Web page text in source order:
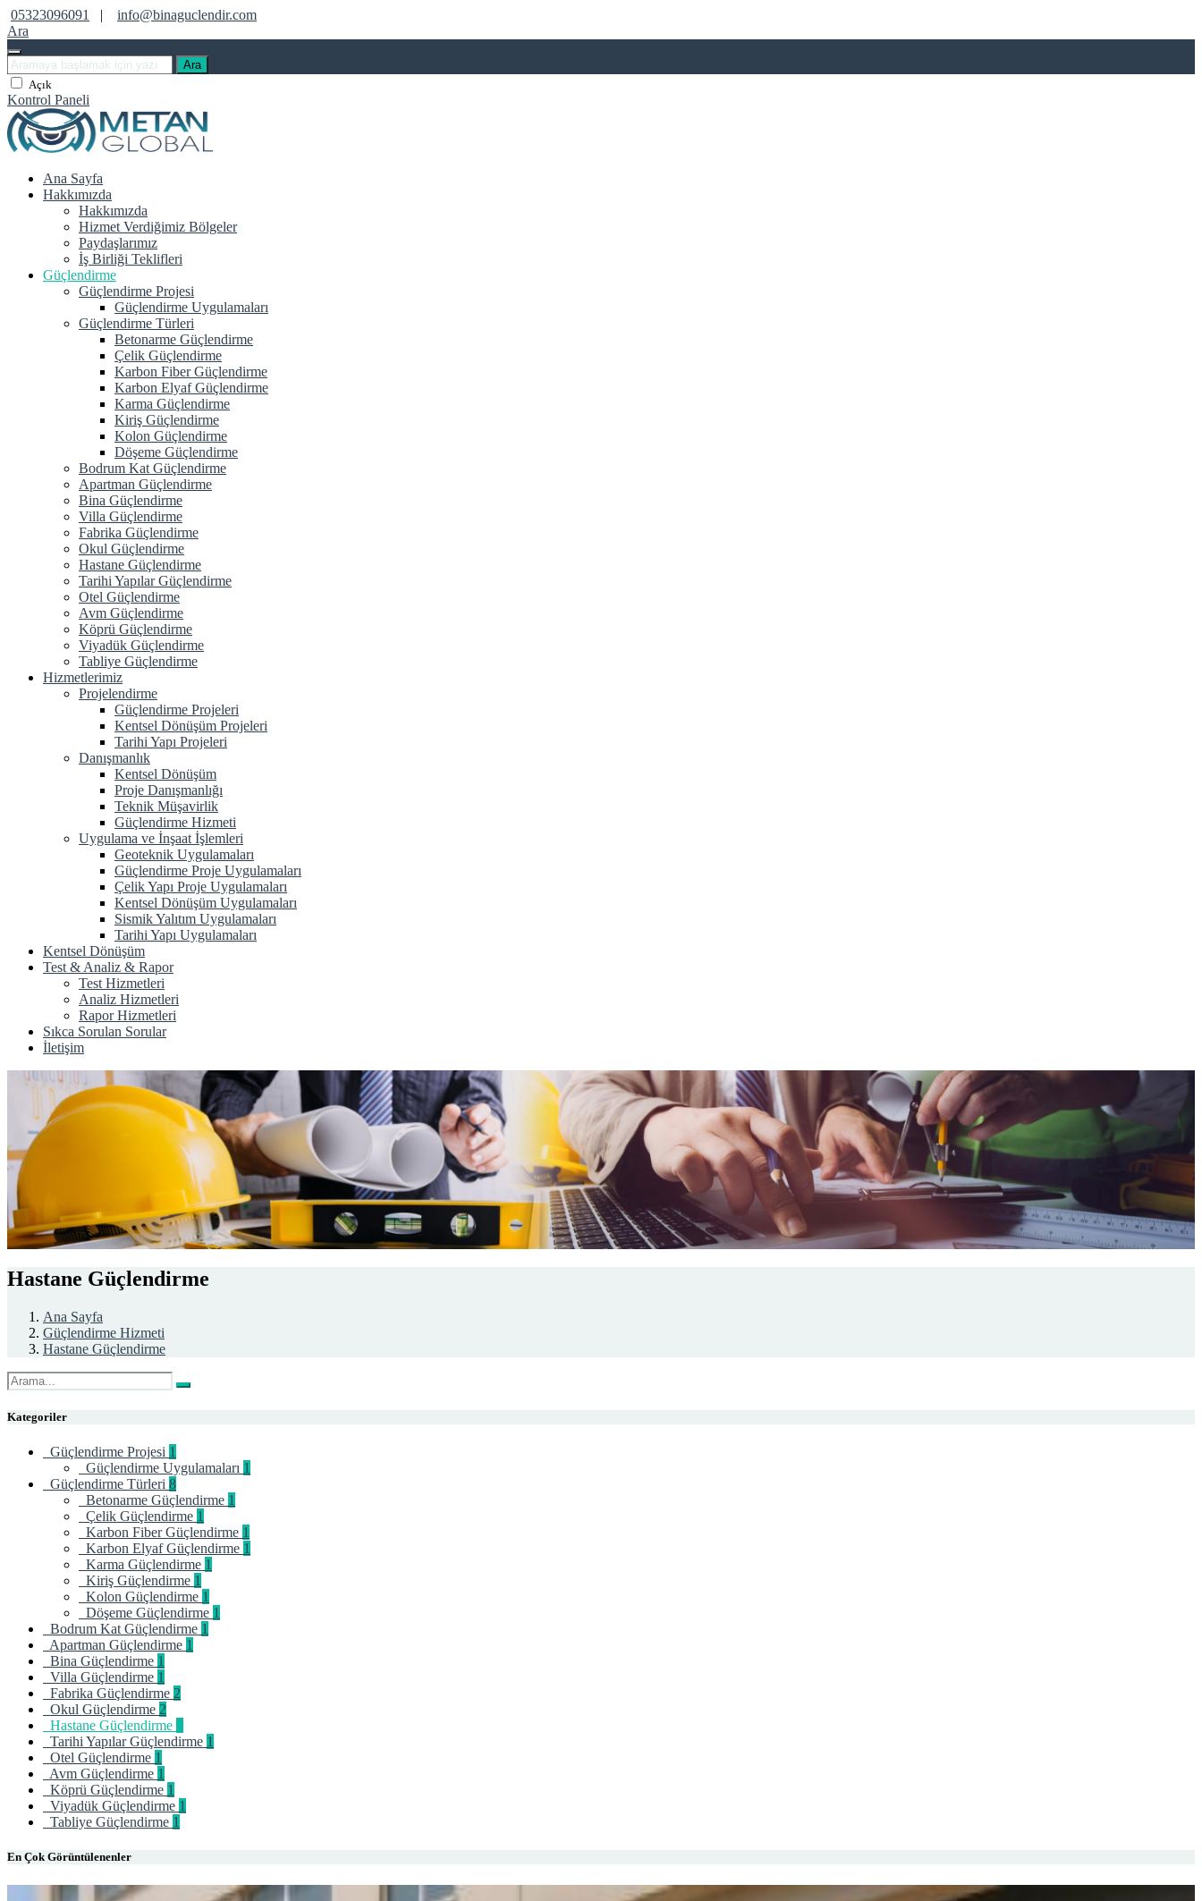
05323096091 |
info@binaguclendir.com
Ara
Ara
Açık
Kontrol Paneli
Ana Sayfa
Hakkımızda
Hakkımızda
Hizmet Verdiğimiz Bölgeler
Paydaşlarımız
İş Birliği Teklifleri
Güçlendirme
Güçlendirme Projesi
Güçlendirme Uygulamaları
Güçlendirme Türleri
Betonarme Güçlendirme
Çelik Güçlendirme
Karbon Fiber Güçlendirme
Karbon Elyaf Güçlendirme
Karma Güçlendirme
Kiriş Güçlendirme
Kolon Güçlendirme
Döşeme Güçlendirme
Bodrum Kat Güçlendirme
Apartman Güçlendirme
Bina Güçlendirme
Villa Güçlendirme
Fabrika Güçlendirme
Okul Güçlendirme
Hastane Güçlendirme
Tarihi Yapılar Güçlendirme
Otel Güçlendirme
Avm Güçlendirme
Köprü Güçlendirme
Viyadük Güçlendirme
Tabliye Güçlendirme
Hizmetlerimiz
Projelendirme
Güçlendirme Projeleri
Kentsel Dönüşüm Projeleri
Tarihi Yapı Projeleri
Danışmanlık
Kentsel Dönüşüm
Proje Danışmanlığı
Teknik Müşavirlik
Güçlendirme Hizmeti
Uygulama ve İnşaat İşlemleri
Geoteknik Uygulamaları
Güçlendirme Proje Uygulamaları
Çelik Yapı Proje Uygulamaları
Kentsel Dönüşüm Uygulamaları
Sismik Yalıtım Uygulamaları
Tarihi Yapı Uygulamaları
Kentsel Dönüşüm
Test & Analiz & Rapor
Test Hizmetleri
Analiz Hizmetleri
Rapor Hizmetleri
Sıkca Sorulan Sorular
İletişim
Hastane Güçlendirme
Ana Sayfa
Güçlendirme Hizmeti
Hastane Güçlendirme
Kategoriler
Güçlendirme Projesi 1
Güçlendirme Uygulamaları 1
Güçlendirme Türleri 8
Betonarme Güçlendirme 1
Çelik Güçlendirme 1
Karbon Fiber Güçlendirme 1
Karbon Elyaf Güçlendirme 1
Karma Güçlendirme 1
Kiriş Güçlendirme 1
Kolon Güçlendirme 1
Döşeme Güçlendirme 1
Bodrum Kat Güçlendirme 1
Apartman Güçlendirme 1
Bina Güçlendirme 1
Villa Güçlendirme 1
Fabrika Güçlendirme 2
Okul Güçlendirme 2
Hastane Güçlendirme
Tarihi Yapılar Güçlendirme 1
Otel Güçlendirme 1
Avm Güçlendirme 1
Köprü Güçlendirme 1
Viyadük Güçlendirme 1
Tabliye Güçlendirme 1
En Çok Görüntülenenler